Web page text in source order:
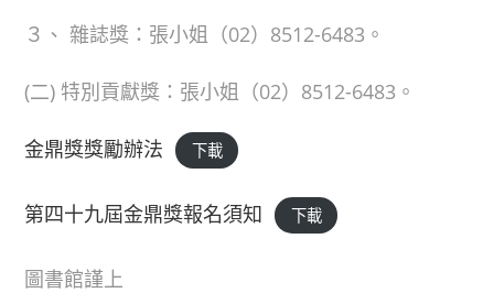
３、 雜誌獎：張小姐（02）8512-6483。
(二) 特別貢獻獎：張小姐（02）8512-6483。
金鼎獎獎勵辦法 下載
第四十九屆金鼎獎報名須知 下載
圖書館謹上